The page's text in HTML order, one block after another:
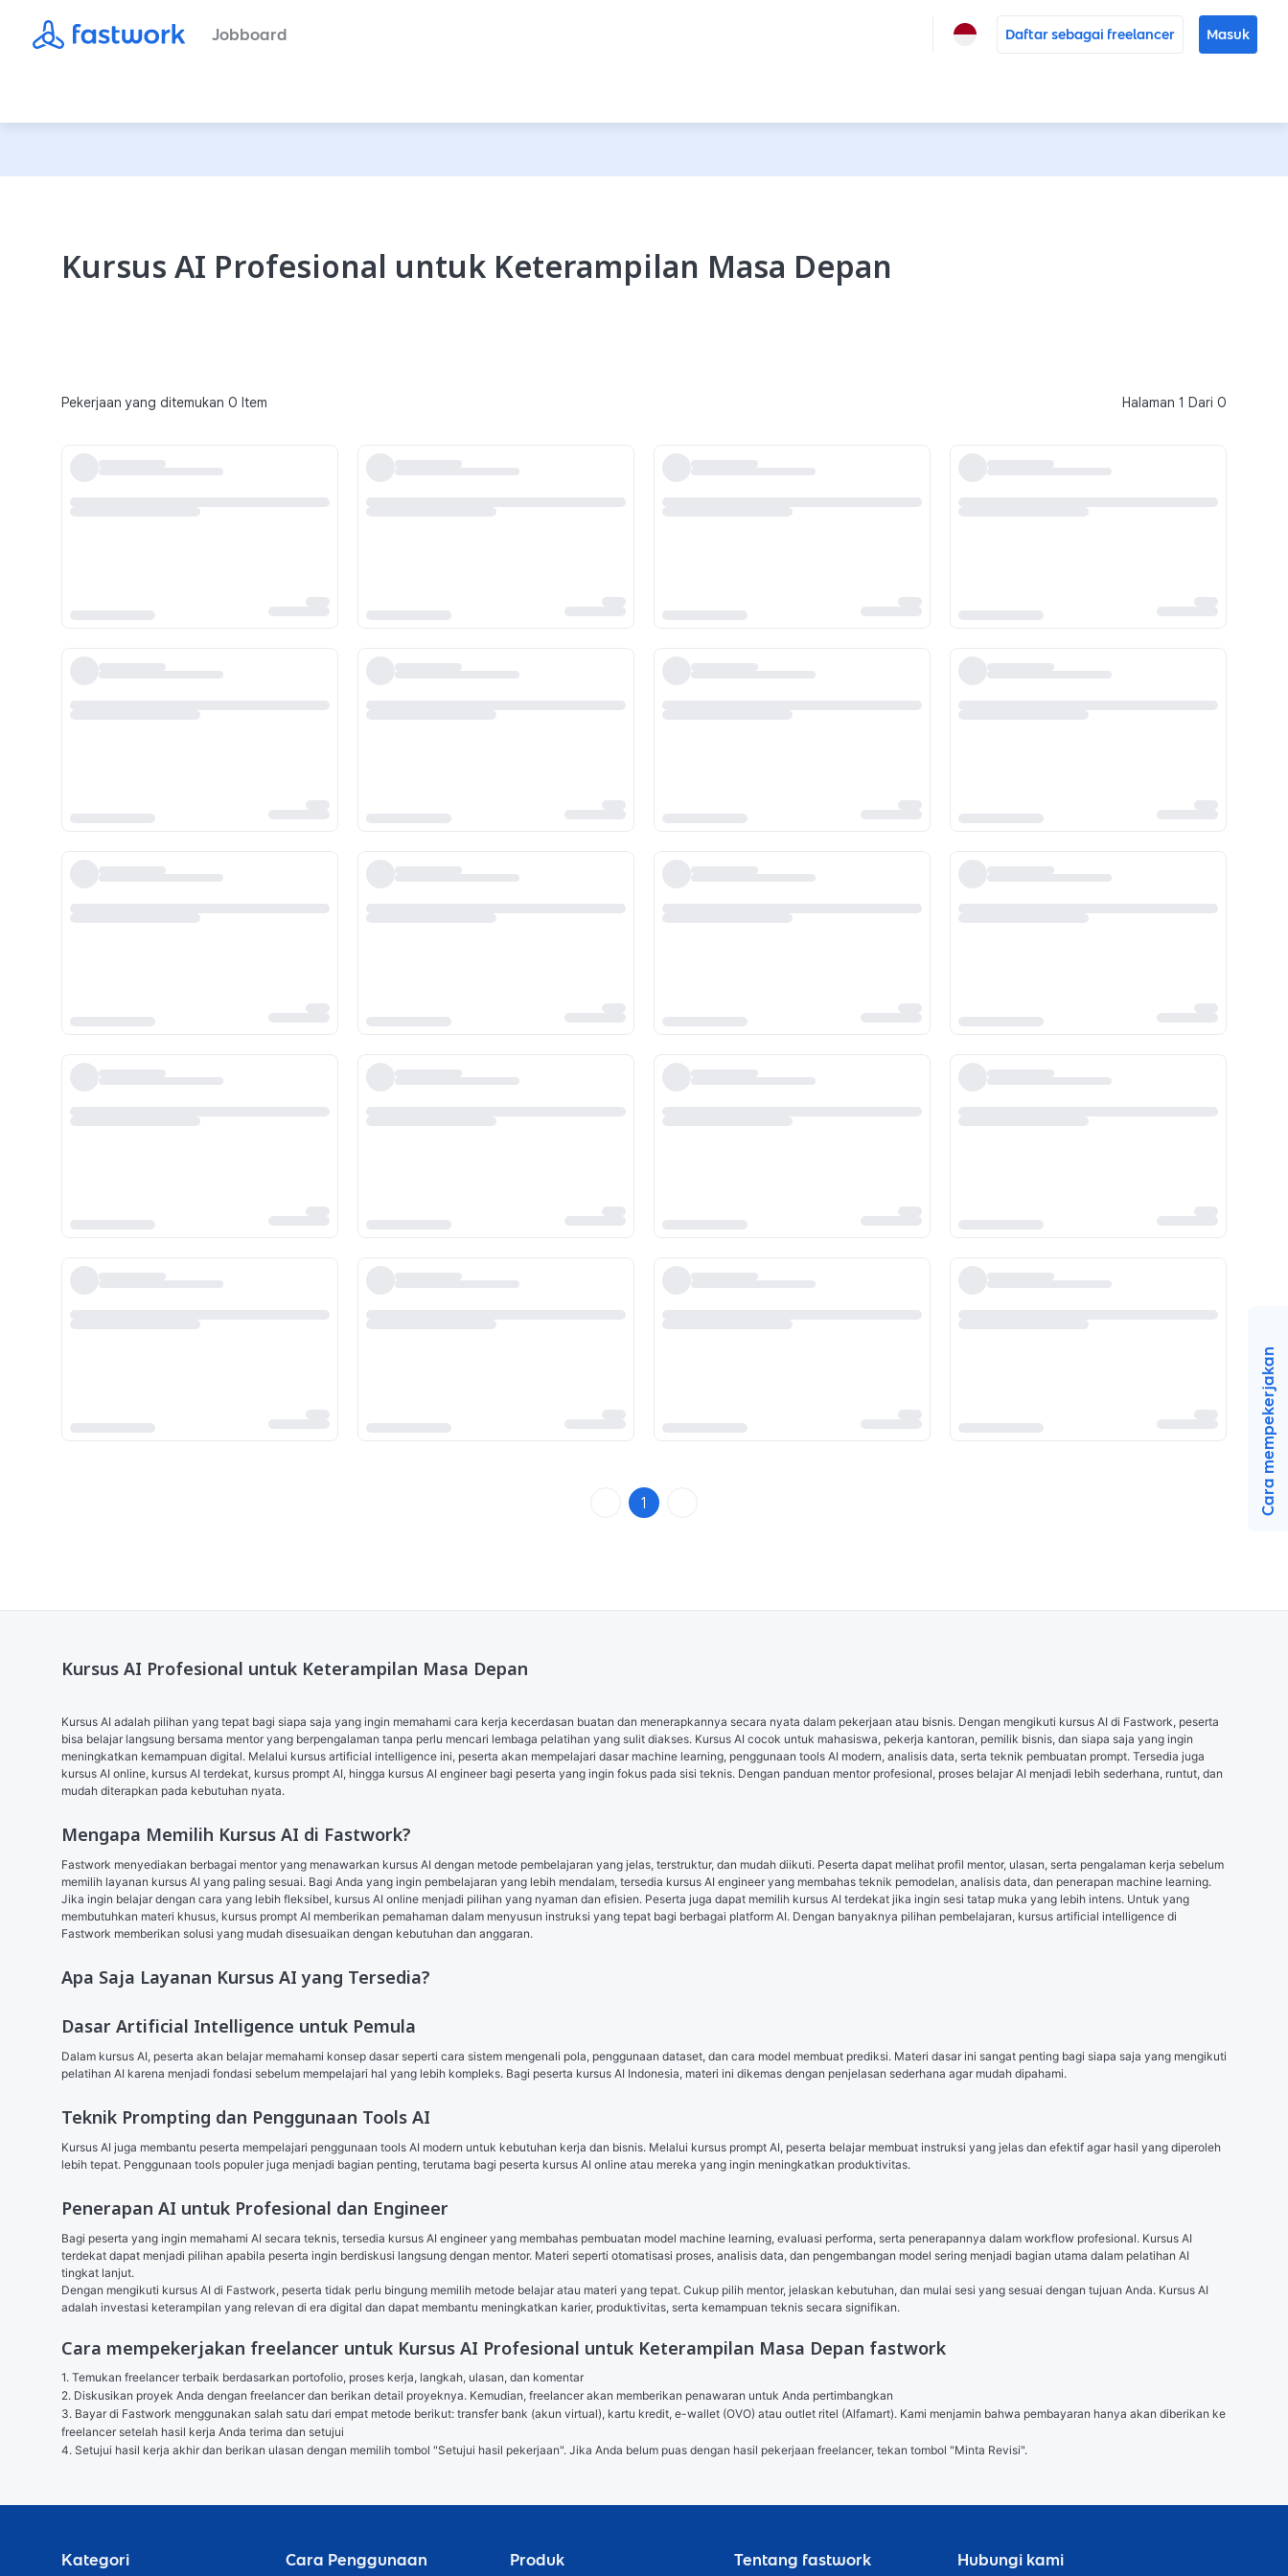
Jobboard Daftar sebagai freelancer Masuk
Kursus AI Profesional untuk Keterampilan Masa Depan
Pekerjaan yang ditemukan 0 Item Halaman 1 Dari 0
1
Kursus AI Profesional untuk Keterampilan Masa Depan
Kursus AI adalah pilihan yang tepat bagi siapa saja yang ingin memahami cara kerja kecerdasan buatan dan menerapkannya secara nyata dalam pekerjaan atau bisnis. Dengan mengikuti kursus AI di Fastwork, peserta
bisa belajar langsung bersama mentor yang berpengalaman tanpa perlu mencari lembaga pelatihan yang sulit diakses. Kursus AI cocok untuk mahasiswa, pekerja kantoran, pemilik bisnis, dan siapa saja yang ingin
meningkatkan kemampuan digital. Melalui kursus artificial intelligence ini, peserta akan mempelajari dasar machine learning, penggunaan tools AI modern, analisis data, serta teknik pembuatan prompt. Tersedia juga
kursus AI online, kursus AI terdekat, kursus prompt AI, hingga kursus AI engineer bagi peserta yang ingin fokus pada sisi teknis. Dengan panduan mentor profesional, proses belajar AI menjadi lebih sederhana, runtut, dan
mudah diterapkan pada kebutuhan nyata.
Mengapa Memilih Kursus AI di Fastwork?
Fastwork menyediakan berbagai mentor yang menawarkan kursus AI dengan metode pembelajaran yang jelas, terstruktur, dan mudah diikuti. Peserta dapat melihat profil mentor, ulasan, serta pengalaman kerja sebelum
memilih layanan kursus AI yang paling sesuai. Bagi Anda yang ingin pembelajaran yang lebih mendalam, tersedia kursus AI engineer yang membahas teknik pemodelan, analisis data, dan penerapan machine learning.
Jika ingin belajar dengan cara yang lebih fleksibel, kursus AI online menjadi pilihan yang nyaman dan efisien. Peserta juga dapat memilih kursus AI terdekat jika ingin sesi tatap muka yang lebih intens. Untuk yang
membutuhkan materi khusus, kursus prompt AI memberikan pemahaman dalam menyusun instruksi yang tepat bagi berbagai platform AI. Dengan banyaknya pilihan pembelajaran, kursus artificial intelligence di
Fastwork memberikan solusi yang mudah disesuaikan dengan kebutuhan dan anggaran.
Apa Saja Layanan Kursus AI yang Tersedia?
Dasar Artificial Intelligence untuk Pemula
Dalam kursus AI, peserta akan belajar memahami konsep dasar seperti cara sistem mengenali pola, penggunaan dataset, dan cara model membuat prediksi. Materi dasar ini sangat penting bagi siapa saja yang mengikuti
pelatihan AI karena menjadi fondasi sebelum mempelajari hal yang lebih kompleks. Bagi peserta kursus AI Indonesia, materi ini dikemas dengan penjelasan sederhana agar mudah dipahami.
Teknik Prompting dan Penggunaan Tools AI
Kursus AI juga membantu peserta mempelajari penggunaan tools AI modern untuk kebutuhan kerja dan bisnis. Melalui kursus prompt AI, peserta belajar membuat instruksi yang jelas dan efektif agar hasil yang diperoleh
lebih tepat. Penggunaan tools populer juga menjadi bagian penting, terutama bagi peserta kursus AI online atau mereka yang ingin meningkatkan produktivitas.
Penerapan AI untuk Profesional dan Engineer
Bagi peserta yang ingin memahami AI secara teknis, tersedia kursus AI engineer yang membahas pembuatan model machine learning, evaluasi performa, serta penerapannya dalam workflow profesional. Kursus AI
terdekat dapat menjadi pilihan apabila peserta ingin berdiskusi langsung dengan mentor. Materi seperti otomatisasi proses, analisis data, dan pengembangan model sering menjadi bagian utama dalam pelatihan AI
tingkat lanjut.
Dengan mengikuti kursus AI di Fastwork, peserta tidak perlu bingung memilih metode belajar atau materi yang tepat. Cukup pilih mentor, jelaskan kebutuhan, dan mulai sesi yang sesuai dengan tujuan Anda. Kursus AI
adalah investasi keterampilan yang relevan di era digital dan dapat membantu meningkatkan karier, produktivitas, serta kemampuan teknis secara signifikan.
Cara mempekerjakan freelancer untuk Kursus AI Profesional untuk Keterampilan Masa Depan fastwork
1. Temukan freelancer terbaik berdasarkan portofolio, proses kerja, langkah, ulasan, dan komentar
2. Diskusikan proyek Anda dengan freelancer dan berikan detail proyeknya. Kemudian, freelancer akan memberikan penawaran untuk Anda pertimbangkan
3. Bayar di Fastwork menggunakan salah satu dari empat metode berikut: transfer bank (akun virtual), kartu kredit, e-wallet (OVO) atau outlet ritel (Alfamart). Kami menjamin bahwa pembayaran hanya akan diberikan ke
freelancer setelah hasil kerja Anda terima dan setujui
4. Setujui hasil kerja akhir dan berikan ulasan dengan memilih tombol "Setujui hasil pekerjaan". Jika Anda belum puas dengan hasil pekerjaan freelancer, tekan tombol "Minta Revisi".
Cara mempekerjakan
Kategori Cara Penggunaan Produk Tentang fastwork Hubungi kami